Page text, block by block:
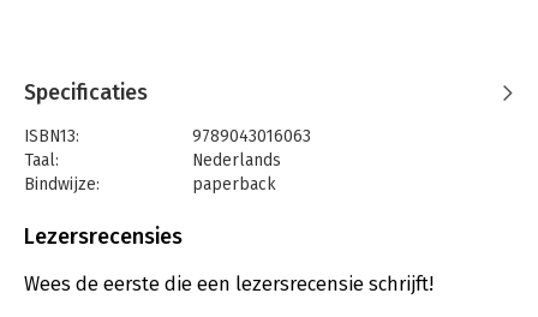
Specificaties
ISBN13:
9789043016063
Taal:
Nederlands
Bindwijze:
paperback
Uitgever:
Verschijningsdatum:
7-3-2009
Lezersrecensies
Wees de eerste die een lezersrecensie schrijft!